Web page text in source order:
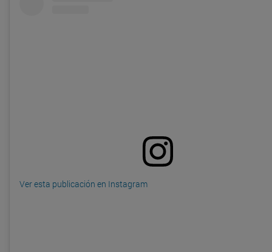
Ver esta publicación en Instagram